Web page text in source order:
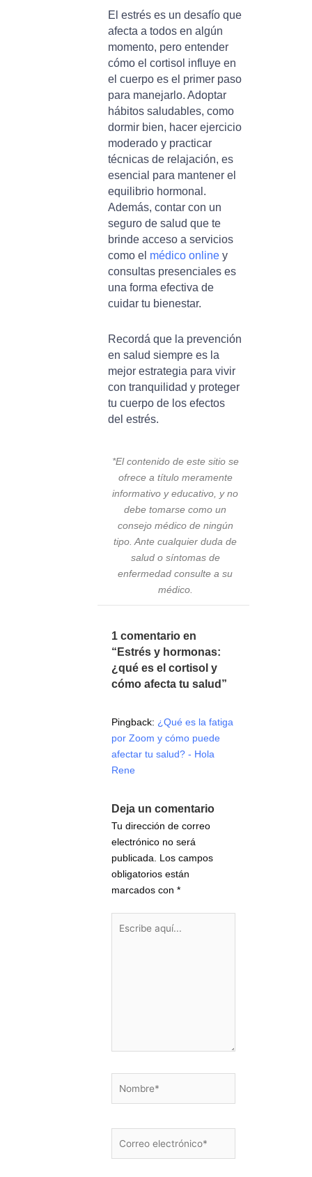
El estrés es un desafío que
afecta a todos en algún
momento, pero entender
cómo el cortisol influye en
el cuerpo es el primer paso
para manejarlo. Adoptar
hábitos saludables, como
dormir bien, hacer ejercicio
moderado y practicar
técnicas de relajación, es
esencial para mantener el
equilibrio hormonal.
Además, contar con un
seguro de salud que te
brinde acceso a servicios
como el médico online y
consultas presenciales es
una forma efectiva de
cuidar tu bienestar.
Recordá que la prevención
en salud siempre es la
mejor estrategia para vivir
con tranquilidad y proteger
tu cuerpo de los efectos
del estrés.
*El contenido de este sitio se
ofrece a título meramente
informativo y educativo, y no
debe tomarse como un
consejo médico de ningún
tipo. Ante cualquier duda de
salud o síntomas de
enfermedad consulte a su
médico.
1 comentario en
“Estrés y hormonas:
¿qué es el cortisol y
cómo afecta tu salud”
Pingback: ¿Qué es la fatiga
por Zoom y cómo puede
afectar tu salud? - Hola
Rene
Deja un comentario
Tu dirección de correo
electrónico no será
publicada.
Los campos
obligatorios están
marcados con *
electrónico*